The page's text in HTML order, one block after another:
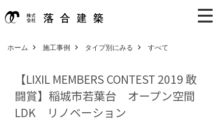
ホーム 施工事例 タイプ別にみる すべて
【LIXIL MEMBERS CONTEST 2019 敢
闘賞】稲城市若葉台 オープン空間
LDK リノベーション